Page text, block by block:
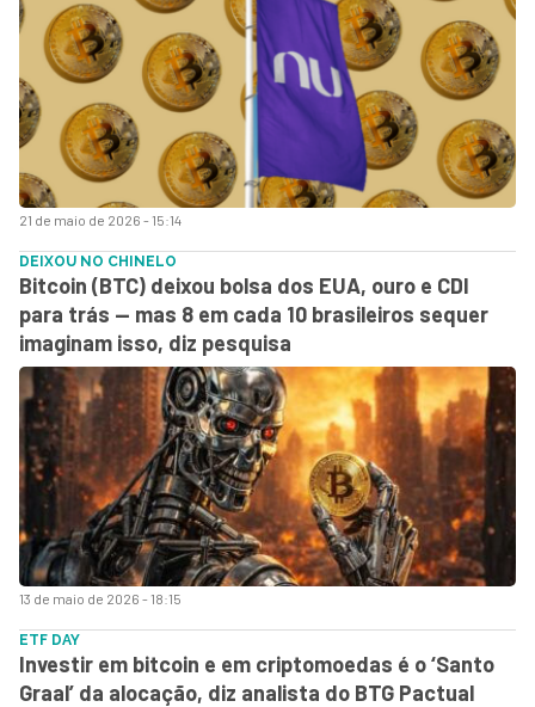
21 de maio de 2026 - 15:14
13 de maio de 2026 - 18:15
DEIXOU NO CHINELO
Bitcoin (BTC) deixou bolsa dos EUA, ouro e CDI
para trás — mas 8 em cada 10 brasileiros sequer
imaginam isso, diz pesquisa
ETF DAY
Investir em bitcoin e em criptomoedas é o ‘Santo
Graal’ da alocação, diz analista do BTG Pactual